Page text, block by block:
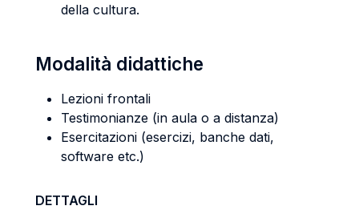
della cultura.
Modalità didattiche
Lezioni frontali
Testimonianze (in aula o a distanza)
Esercitazioni (esercizi, banche dati,
software etc.)
DETTAGLI